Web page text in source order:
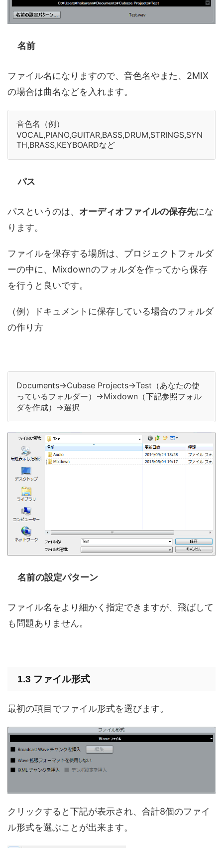
名前
ファイル名になりますので、音色名やまた、2MIX
の場合は曲名などを入れます。
音色名（例）
VOCAL,PIANO,GUITAR,BASS,DRUM,STRINGS,SYN
TH,BRASS,KEYBOARDなど
パス
パスというのは、 オーディオファイルの保存先にな
ります。
ファイルを保存する場所は、プロジェクトフォルダ
ーの中に、Mixdownのフォルダを作ってから保存
を行うと良いです。
（例）ドキュメントに保存している場合のフォルダ
の作り方
Documents→Cubase Projects→Test（あなたの使
っているフォルダー）→Mixdown（下記参照フォル
ダを作成）→選択
名前の設定パターン
ファイル名をより細かく指定できますが、飛ばして
も問題ありません。
1.3 ファイル形式
最初の項目でファイル形式を選びます。
クリックすると下記が表示され、合計8個のファイ
ル形式を選ぶことが出来ます。